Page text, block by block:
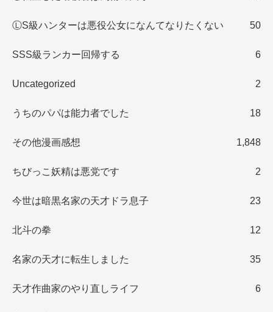
ⓁS級ハンターは悪役公女になんてなりたくない 50
SSS級ランカー回帰する 6
Uncategorized 2
うちのパパは能力者でした 18
その他漫画感想 1,848
ちびっこ妖精は悪党です 2
今世は暗黒名家の天才ドラ息子 23
北斗の拳 12
名家の天才に転生しました 35
天才作曲家のやり直しライフ 6